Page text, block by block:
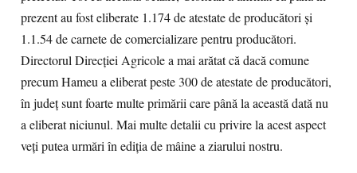
prezent au fost eliberate 1.174 de atestate de producători şi
1.1.54 de carnete de comercializare pentru producători.
Directorul Direcţiei Agricole a mai arătat că dacă comune
precum Hameu a eliberat peste 300 de atestate de producători,
în judeţ sunt foarte multe primării care până la această dată nu
a eliberat niciunul. Mai multe detalii cu privire la acest aspect
veţi putea urmări în ediţia de mâine a ziarului nostru.